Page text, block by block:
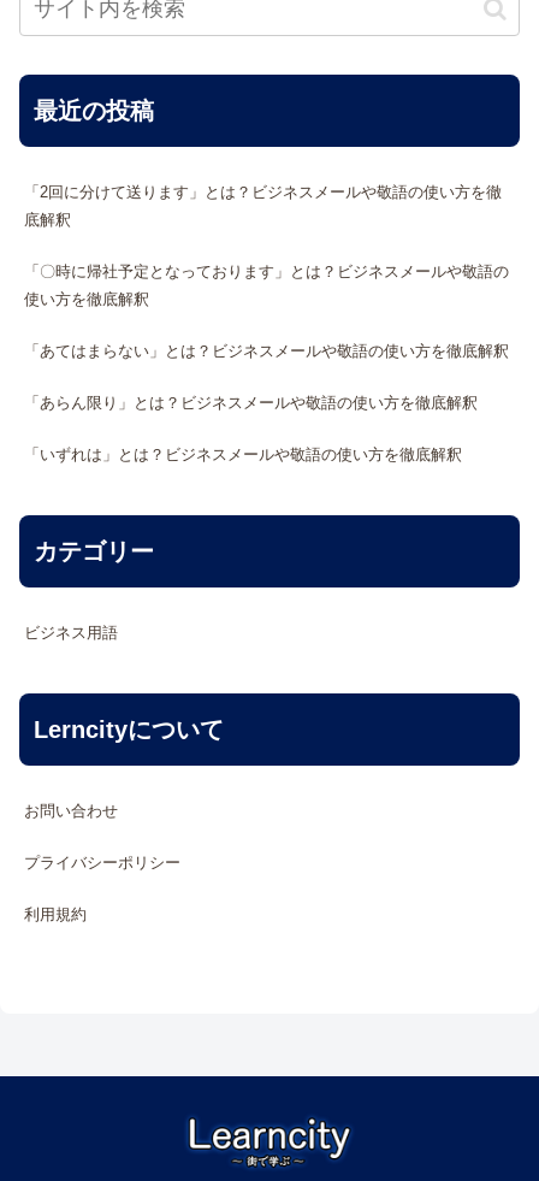
最近の投稿
「2回に分けて送ります」とは？ビジネスメールや敬語の使い方を徹
底解釈
「〇時に帰社予定となっております」とは？ビジネスメールや敬語の
使い方を徹底解釈
「あてはまらない」とは？ビジネスメールや敬語の使い方を徹底解釈
「あらん限り」とは？ビジネスメールや敬語の使い方を徹底解釈
「いずれは」とは？ビジネスメールや敬語の使い方を徹底解釈
カテゴリー
ビジネス用語
Lerncityについて
お問い合わせ
プライバシーポリシー
利用規約